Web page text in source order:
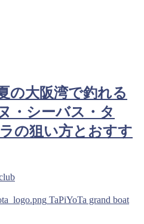
の大阪湾で釣れる
・シーバス・タ
の狙い方とおすす
TaPiYoTa grand boat